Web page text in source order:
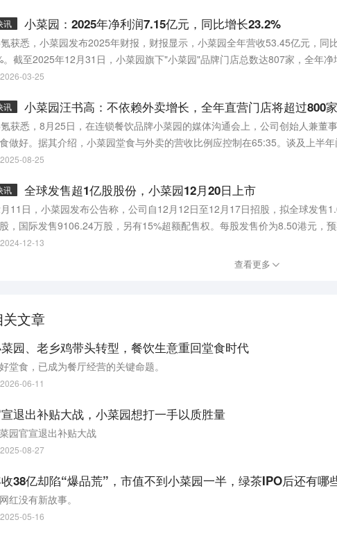
讯 小菜园：2025年净利润7.15亿元，同比增长23.2%
获悉，小菜园发布2025年财报，财报显示，小菜园全年营收53.45亿元，同
。截至2025年12月31日，小菜园旗下"小菜园"品牌门店总数达807家，全年
他品牌，集团门店总数达819家。
2026-03-25
讯 小菜园汪书高：不依赖外卖增长，全年直营门店将超过800家
获悉，8月25日，在连锁餐饮品牌小菜园的媒体沟通会上，公司创始人兼董
做好。据其介绍，小菜园堂食与外卖的营收比例应控制在65:35。谈及上半
以来的扩店主要集中在下半年，今年全国直营门店将超过800家。
2025-08-25
讯 全球发售超1亿股股份，小菜园12月20日上市
11日，小菜园发布公告称，公司自12月12日至12月17日招股，拟全球发售
，国际发售9106.24万股，另有15%超额配售权。每股发售价为8.50港元，
园成立于2013年，是知名的大众便民中式餐饮市场直营连锁餐厅之一。截至
，覆盖中国14个省146个城市或县。目前，公司的主要门店经营地区位于华东地
2024-12-13
查看更多
文章
园、老乡鸡带头转型，餐饮生意重回堂食时代
堂食，已成为餐厅经营的关键命题。
2026-06-11
退出补贴大战，小菜园想打一手以质胜量
园官宣退出补贴大战
2025-08-27
38亿却陷“爆品荒”，市值不到小菜园一半，绿茶IPO后还有哪
红没有新故事。
2025-05-16